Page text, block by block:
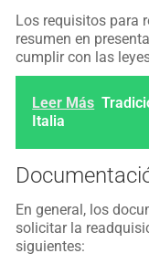
Los requisitos para
resumen en
cumplir con las
Leer Más
Italia
En general, los
solicitar la
siguientes: